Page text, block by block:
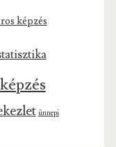
képzés
ünnepi